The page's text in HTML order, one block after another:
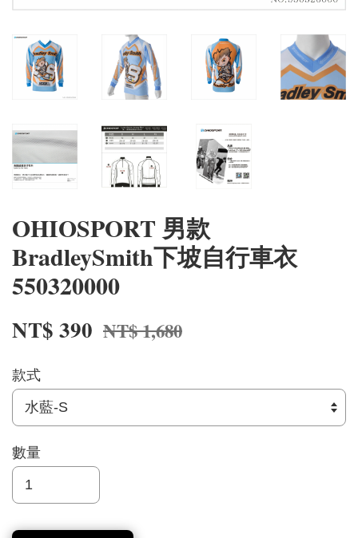
OHIOSPORT 男款
BradleySmith下坡自行車衣
550320000
NT$ 390 NT$ 1,680
款式
數量